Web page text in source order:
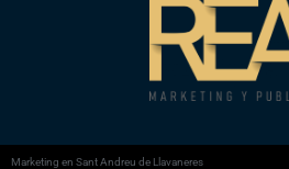
Marketing en Sant Andreu de Llavaneres